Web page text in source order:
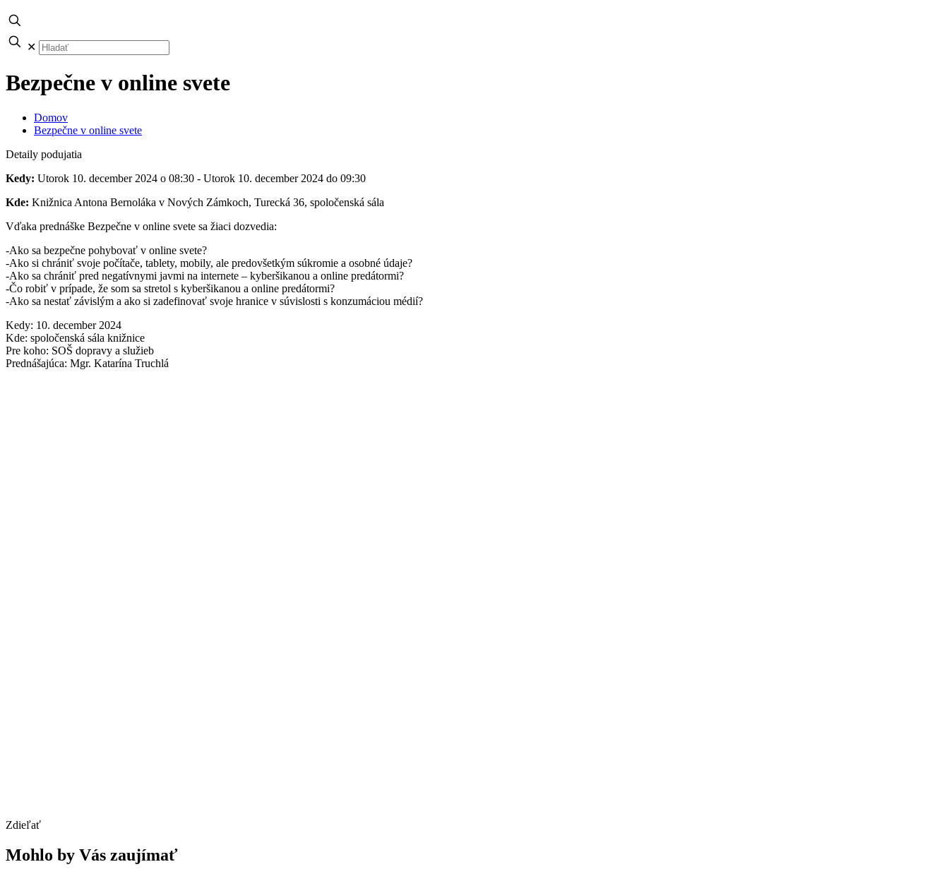
✕
Bezpečne v online svete
Domov
Bezpečne v online svete
Detaily podujatia
Kedy: Utorok 10. december 2024 o 08:30 - Utorok 10. december 2024 do 09:30
Kde: Knižnica Antona Bernoláka v Nových Zámkoch, Turecká 36, spoločenská sála
Vďaka prednáške Bezpečne v online svete sa žiaci dozvedia:
-Ako sa bezpečne pohybovať v online svete?
-Ako si chrániť svoje počítače, tablety, mobily, ale predovšetkým súkromie a osobné údaje?
-Ako sa chrániť pred negatívnymi javmi na internete – kyberšikanou a online predátormi?
-Čo robiť v prípade, že som sa stretol s kyberšikanou a online predátormi?
-Ako sa nestať závislým a ako si zadefinovať svoje hranice v súvislosti s konzumáciou médií?
Kedy: 10. december 2024
Kde: spoločenská sála knižnice
Pre koho: SOŠ dopravy a služieb
Prednášajúca: Mgr. Katarína Truchlá
Zdieľať
Mohlo by Vás zaujímať